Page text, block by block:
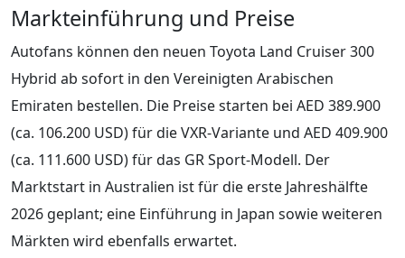
Markteinführung und Preise
Autofans können den neuen Toyota Land Cruiser 300
Hybrid ab sofort in den Vereinigten Arabischen
Emiraten bestellen. Die Preise starten bei AED 389.900
(ca. 106.200 USD) für die VXR-Variante und AED 409.900
(ca. 111.600 USD) für das GR Sport-Modell. Der
Marktstart in Australien ist für die erste Jahreshälfte
2026 geplant; eine Einführung in Japan sowie weiteren
Märkten wird ebenfalls erwartet.